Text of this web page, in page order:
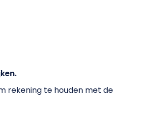
rekening te houden met de